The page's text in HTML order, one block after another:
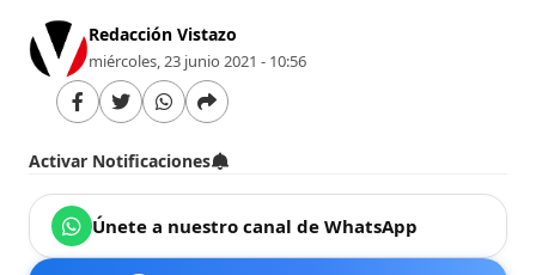
Redacción Vistazo
miércoles, 23 junio 2021 - 10:56
Activar Notificaciones
Únete a nuestro canal de WhatsApp